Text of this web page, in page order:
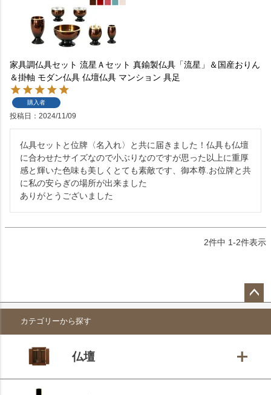
家具調仏具セット 流星Ａセット 真鍮製仏具「流星」＆国産おりん
＆掛軸 モダン仏具 仏壇仏具 マンション 具足
購入者
投稿日 2024/11/09
仏具セットと位牌〈名入れ〉と共に届きました！仏具も仏壇
に合わせたサイズなので小ぶりなのですが思った以上に重厚
感と輝いた色味も美しくとても素敵です、御本尊.お位牌と共
に私の安らぎの場所が出来ました
ありがとうございました
2件中 1-2件表示
ペー
ップ
カテゴリーから探す
仏壇